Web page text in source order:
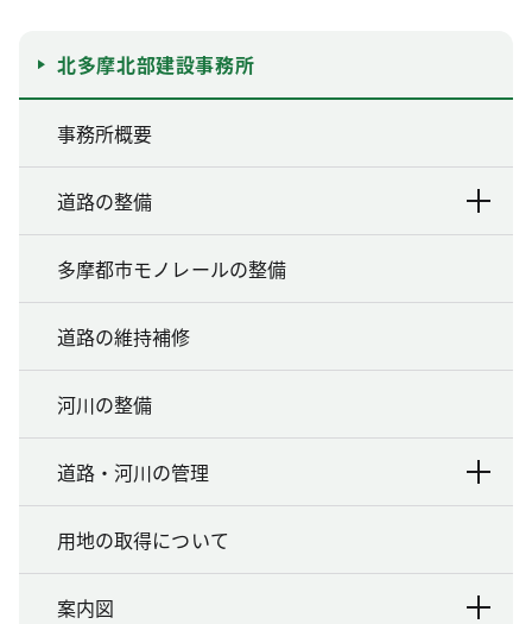
北多摩北部建設事務所
事務所概要
道路の整備
多摩都市モノレールの整備
道路の維持補修
河川の整備
道路・河川の管理
用地の取得について
案内図